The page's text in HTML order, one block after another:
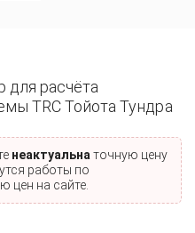
для расчёта
TRC Тойота Тундра
неактуальна точную цену
работы по
цен на сайте.